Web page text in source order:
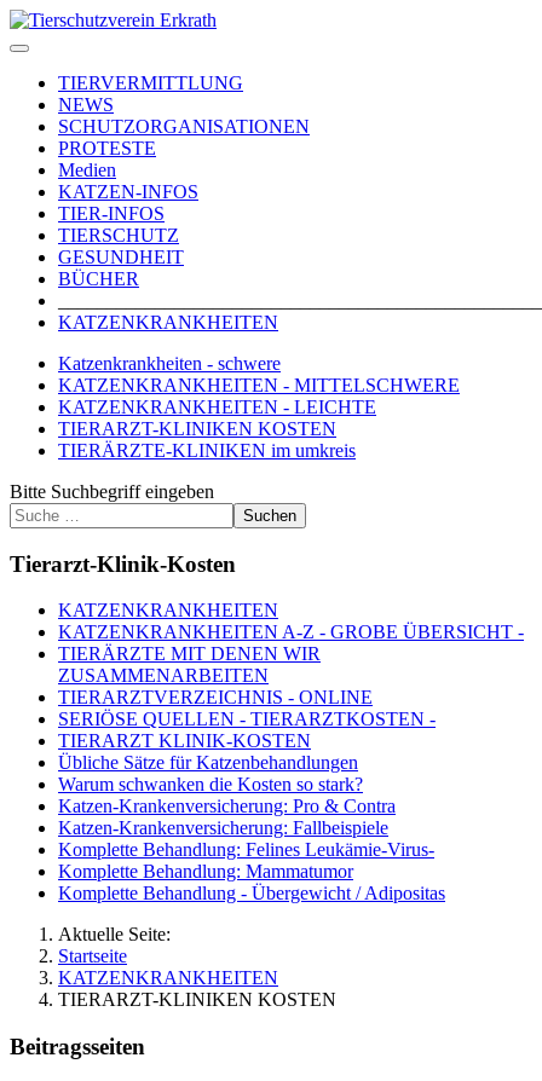
TIERVERMITTLUNG
NEWS
SCHUTZORGANISATIONEN
PROTESTE
Medien
KATZEN-INFOS
TIER-INFOS
TIERSCHUTZ
GESUNDHEIT
BÜCHER
KATZENKRANKHEITEN
Katzenkrankheiten - schwere
KATZENKRANKHEITEN - MITTELSCHWERE
KATZENKRANKHEITEN - LEICHTE
TIERARZT-KLINIKEN KOSTEN
TIERÄRZTE-KLINIKEN im umkreis
Bitte Suchbegriff eingeben
Suchen
Tierarzt-Klinik-Kosten
KATZENKRANKHEITEN
KATZENKRANKHEITEN A-Z - GROBE ÜBERSICHT -
TIERÄRZTE MIT DENEN WIR
ZUSAMMENARBEITEN
TIERARZTVERZEICHNIS - ONLINE
SERIÖSE QUELLEN - TIERARZTKOSTEN -
TIERARZT KLINIK-KOSTEN
Übliche Sätze für Katzenbehandlungen
Warum schwanken die Kosten so stark?
Katzen-Krankenversicherung: Pro & Contra
Katzen-Krankenversicherung: Fallbeispiele
Komplette Behandlung: Felines Leukämie-Virus‑
Komplette Behandlung: Mammatumor
Komplette Behandlung - Übergewicht / Adipositas
Aktuelle Seite:
Startseite
KATZENKRANKHEITEN
TIERARZT-KLINIKEN KOSTEN
Beitragsseiten